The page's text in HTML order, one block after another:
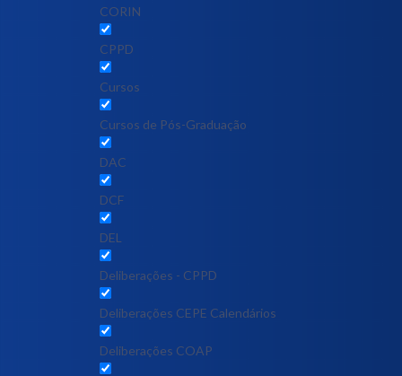
CORIN
CPPD
Cursos
Cursos de Pós-Graduação
DAC
DCF
DEL
Deliberações - CPPD
Deliberações CEPE Calendários
Deliberações COAP